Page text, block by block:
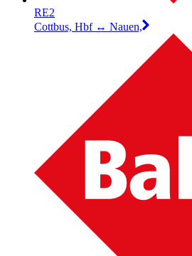
RE2
Cottbus, Hbf ↔︎ Nauen,